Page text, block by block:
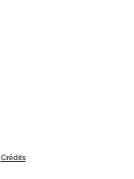
Crédits